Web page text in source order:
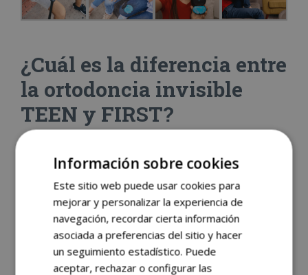
¿Cuál es la diferencia entre
la ortodoncia invisible
TEEN y FIRST?
diferencia Teen y First
son diversas y las
vamos a explicar de manera detallada, ya que,
aunque estén diseñadas para el mismo objetivo,
cada una se adapta a las edades de cada tipo de
paciente.
Paquete First
Información sobre cookies
Este sitio web puede usar cookies para
mejorar y personalizar la experiencia de
navegación, recordar cierta información
asociada a preferencias del sitio y hacer
un seguimiento estadístico. Puede
aceptar, rechazar o configurar las